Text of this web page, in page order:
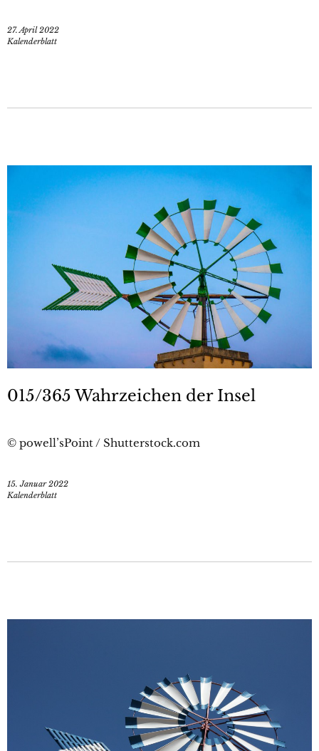
27. April 2022
Kalenderblatt
015/365 Wahrzeichen der Insel
© powell’sPoint / Shutterstock.com
15. Januar 2022
Kalenderblatt